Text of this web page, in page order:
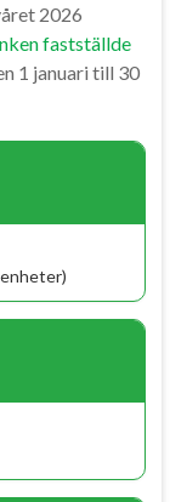
2026
fastställde
1 januari till 30